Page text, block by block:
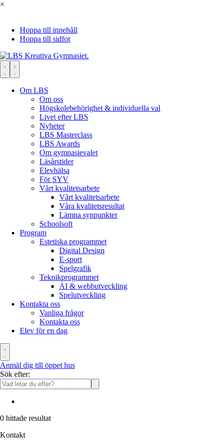
×
Hoppa till innehåll
Hoppa till sidfot
Om LBS
Om oss
Högskolebehörighet & individuella val
Livet efter LBS
Nyheter
LBS Masterclass
LBS Awards
Om gymnasievalet
Läsårstider
Elevhälsa
För SYV
Vårt kvalitetsarbete
Vårt kvalitetsarbete
Våra kvalitetsresultat
Lämna synpunkter
Schoolsoft
Program
Estetiska programmet
Digital Design
E-sport
Spelgrafik
Teknikprogrammet
AI & webbutveckling
Spelutveckling
Kontakta oss
Vanliga frågor
Kontakta oss
Elev för en dag
Anmäl dig till öppet hus
Sök efter:
0 hittade resultat
Kontakt